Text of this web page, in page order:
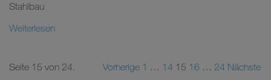
Stahlbau
Weiterlesen
Seite 15 von 24. Vorherige 1 … 14 15 16 … 24 Nächste